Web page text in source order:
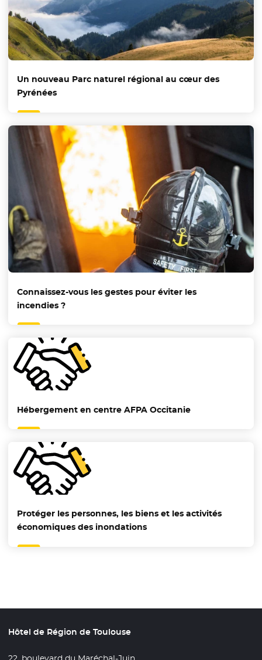
Un nouveau Parc naturel régional au cœur des
Pyrénées
Connaissez-vous les gestes pour éviter les
incendies ?
Hébergement en centre AFPA Occitanie
Protéger les personnes, les biens et les activités
économiques des inondations
Hôtel de Région de Toulouse